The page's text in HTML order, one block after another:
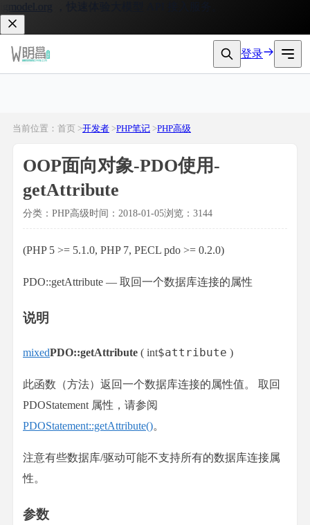
，快速体验大模型 API 接入服务。
登录
当前位置：首页 >开发者 >PHP笔记 >PHP高级
OOP面向对象-PDO使用-
getAttribute
分类：PHP高级时间：2018-01-05浏览：3144
(PHP 5 >= 5.1.0, PHP 7, PECL pdo >= 0.2.0)
PDO::getAttribute — 取回一个数据库连接的属性
说明
mixedPDO::getAttribute ( int$attribute )
此函数（方法）返回一个数据库连接的属性值。 取回
PDOStatement 属性，请参阅
PDOStatement::getAttribute()。
注意有些数据库/驱动可能不支持所有的数据库连接属
性。
参数